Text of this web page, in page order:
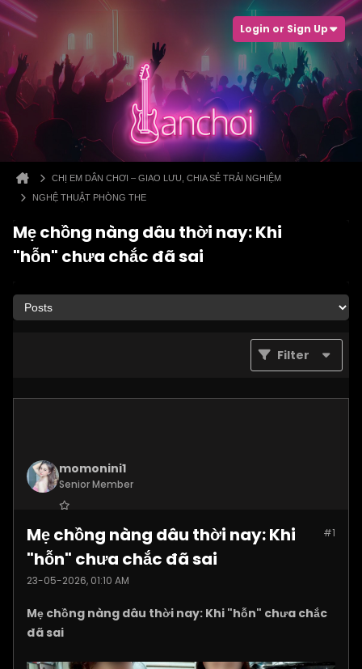
Login or Sign Up
CHỊ EM DÂN CHƠI – GIAO LƯU, CHIA SẺ TRẢI NGHIỆM
NGHỆ THUẬT PHÒNG THE
Mẹ chồng nàng dâu thời nay: Khi
"hỗn" chưa chắc đã sai
Filter
momonini1
Senior Member
Posts:5399 #1
Mẹ chồng nàng dâu thời nay: Khi
"hỗn" chưa chắc đã sai
23-05-2026, 01:10 AM
Mẹ chồng nàng dâu thời nay: Khi "hỗn" chưa chắc
đã sai